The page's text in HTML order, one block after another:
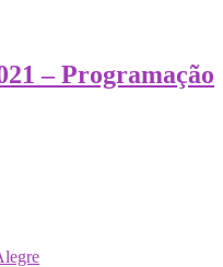
– Programação